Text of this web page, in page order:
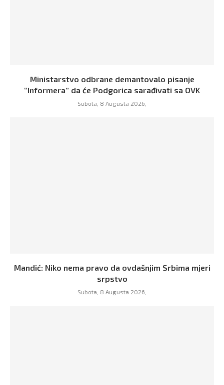
Ministarstvo odbrane demantovalo pisanje
“Informera” da će Podgorica sarađivati sa OVK
Subota, 8 Augusta 2026,
Mandić: Niko nema pravo da ovdašnjim Srbima mjeri
srpstvo
Subota, 8 Augusta 2026,